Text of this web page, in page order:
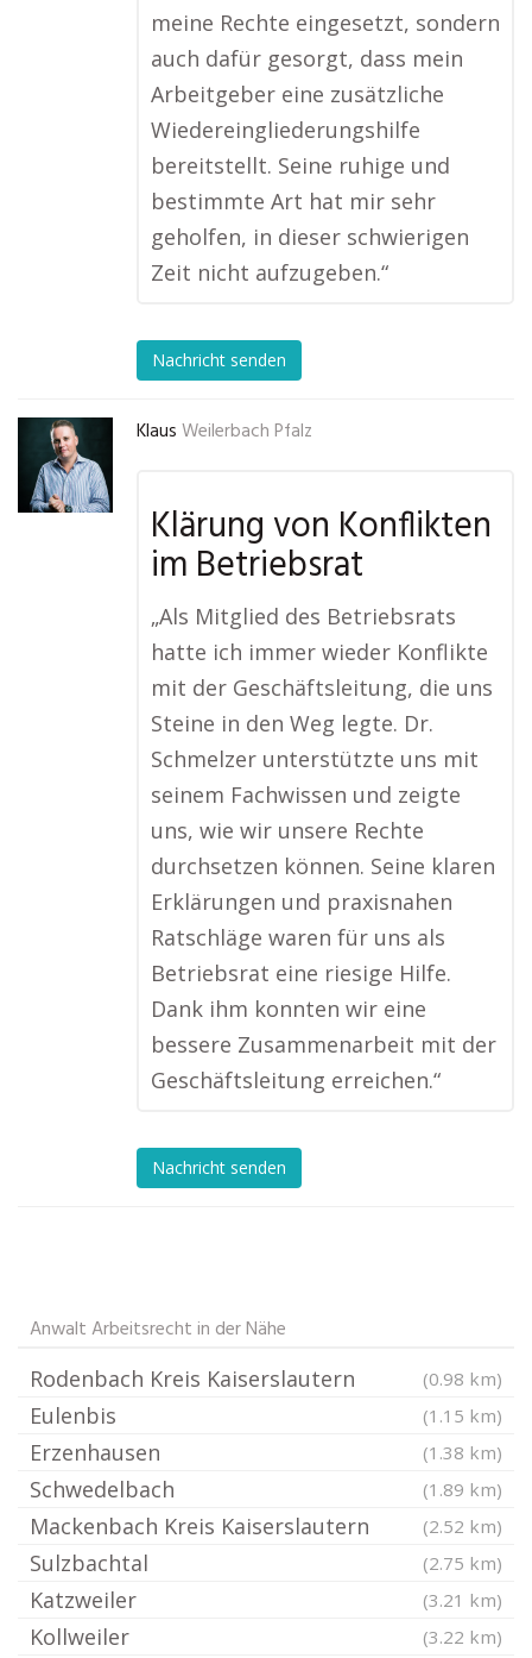
meine Rechte eingesetzt, sondern
auch dafür gesorgt, dass mein
Arbeitgeber eine zusätzliche
Wiedereingliederungshilfe
bereitstellt. Seine ruhige und
bestimmte Art hat mir sehr
geholfen, in dieser schwierigen
Zeit nicht aufzugeben.“
Nachricht senden
Klaus Weilerbach Pfalz
Klärung von Konflikten
im Betriebsrat
„Als Mitglied des Betriebsrats
hatte ich immer wieder Konflikte
mit der Geschäftsleitung, die uns
Steine in den Weg legte. Dr.
Schmelzer unterstützte uns mit
seinem Fachwissen und zeigte
uns, wie wir unsere Rechte
durchsetzen können. Seine klaren
Erklärungen und praxisnahen
Ratschläge waren für uns als
Betriebsrat eine riesige Hilfe.
Dank ihm konnten wir eine
bessere Zusammenarbeit mit der
Geschäftsleitung erreichen.“
Nachricht senden
Anwalt Arbeitsrecht in der Nähe
Rodenbach Kreis Kaiserslautern (0.98 km)
Eulenbis (1.15 km)
Erzenhausen (1.38 km)
Schwedelbach (1.89 km)
Mackenbach Kreis Kaiserslautern (2.52 km)
Sulzbachtal (2.75 km)
Katzweiler (3.21 km)
Kollweiler (3.22 km)